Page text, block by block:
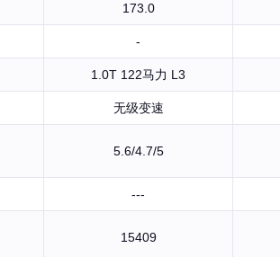
173.0
-
1.0T 122马力 L3
无级变速
5.6/4.7/5
---
15409